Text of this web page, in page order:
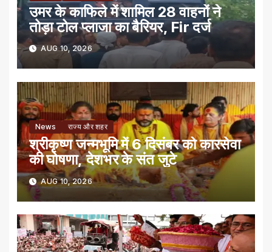
उमर के काफिले में शामिल 28 वाहनों ने
तोड़ा टोल प्लाजा का बैरियर, Fir दर्ज
AUG 10, 2026
News राज्य और शहर
श्रीकृष्ण जन्मभूमि में 6 दिसंबर को कारसेवा
की घोषणा, देशभर के संत जुटे
AUG 10, 2026